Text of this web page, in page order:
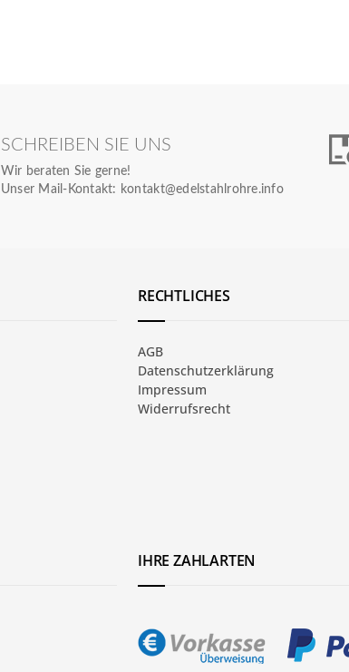
SCHREIBEN SIE UNS
Wir beraten Sie gerne!
Unser Mail-Kontakt: kontakt@edelstahlrohre.info
RECHTLICHES
AGB
Datenschutzerklärung
Impressum
Widerrufsrecht
IHRE ZAHLARTEN